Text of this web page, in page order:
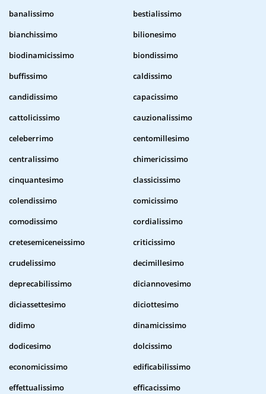
banalissimo
bestialissimo
bianchissimo
bilionesimo
biodinamicissimo
biondissimo
buffissimo
caldissimo
candidissimo
capacissimo
cattolicissimo
cauzionalissimo
celeberrimo
centomillesimo
centralissimo
chimericissimo
cinquantesimo
classicissimo
colendissimo
comicissimo
comodissimo
cordialissimo
cretesemiceneissimo
criticissimo
crudelissimo
decimillesimo
deprecabilissimo
diciannovesimo
diciassettesimo
diciottesimo
didimo
dinamicissimo
dodicesimo
dolcissimo
economicissimo
edificabilissimo
effettualissimo
efficacissimo